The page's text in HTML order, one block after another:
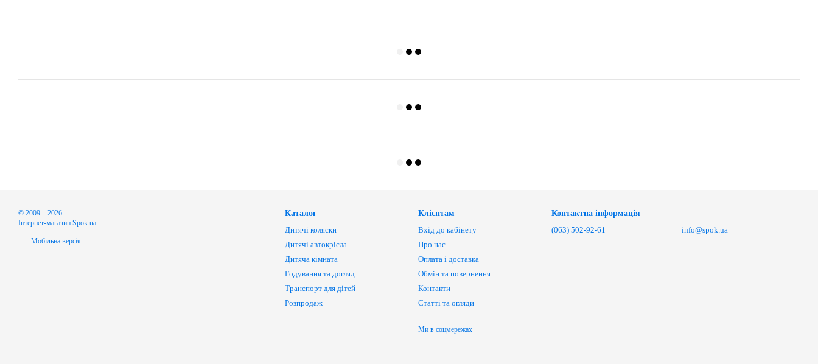
© 2009—2026
Інтернет-магазин Spok.ua
Мобільна версія
Каталог
Дитячі коляски
Дитячі автокрісла
Дитяча кімната
Годування та догляд
Транспорт для дітей
Розпродаж
Клієнтам
Вхід до кабінету
Про нас
Оплата і доставка
Обмін та повернення
Контакти
Статті та огляди
Ми в соцмережах
Контактна інформація
(063) 502-92-61
info@spok.ua